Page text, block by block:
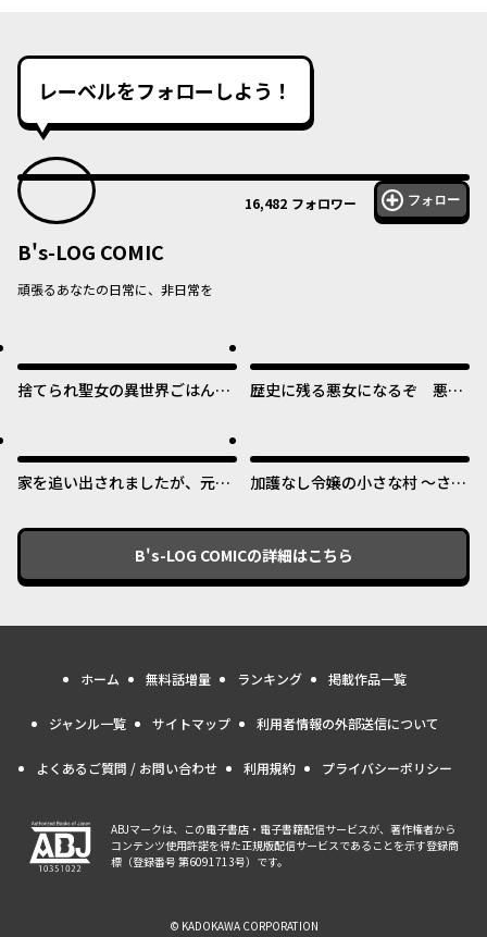
レーベルをフォローしよう！
16,482 フォロワー フォロー
B's-LOG COMIC
頑張るあなたの日常に、非日常を
捨てられ聖女の異世界ごはん
歴史に残る悪女になるぞ 悪役
家を追い出されましたが、元気
法と前世知識で快適便利なセカ
加護なし令嬢の小さな村 ～さ
～
B's-LOG COMICの詳細はこちら
ホーム 無料話増量 ランキング 掲載作品一覧
ジャンル一覧 サイトマップ 利用者情報の外部送信について
よくあるご質問 / お問い合わせ 利用規約 プライバシーポリシー
ABJマークは、この電子書店・電子書籍配信サービスが、著作権者から
コンテンツ使用許諾を得た正規版配信サービスであることを示す登録商
標（登録番号 第6091713号）です。
© KADOKAWA CORPORATION